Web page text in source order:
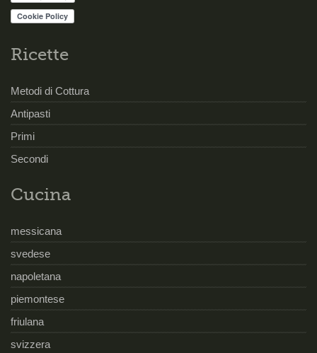
Ricette
Metodi di Cottura
Antipasti
Primi
Secondi
Cucina
messicana
svedese
napoletana
piemontese
friulana
svizzera